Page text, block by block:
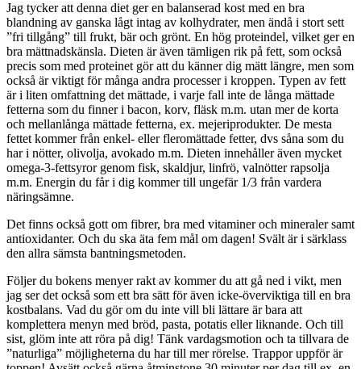
Jag tycker att denna diet ger en balanserad kost med en bra
blandning av ganska lågt intag av kolhydrater, men ändå i stort sett
”fri tillgång” till frukt, bär och grönt. En hög proteindel, vilket ger en
bra mättnadskänsla. Dieten är även tämligen rik på fett, som också
precis som med proteinet gör att du känner dig mätt längre, men som
också är viktigt för många andra processer i kroppen. Typen av fett
är i liten omfattning det mättade, i varje fall inte de långa mättade
fetterna som du finner i bacon, korv, fläsk m.m. utan mer de korta
och mellanlånga mättade fetterna, ex. mejeriprodukter. De mesta
fettet kommer från enkel- eller fleromättade fetter, dvs såna som du
har i nötter, olivolja, avokado m.m. Dieten innehåller även mycket
omega-3-fettsyror genom fisk, skaldjur, linfrö, valnötter rapsolja
m.m. Energin du får i dig kommer till ungefär 1/3 från vardera
näringsämne.
Det finns också gott om fibrer, bra med vitaminer och mineraler samt
antioxidanter. Och du ska äta fem mål om dagen! Svält är i särklass
den allra sämsta bantningsmetoden.
Följer du bokens menyer rakt av kommer du att gå ned i vikt, men
jag ser det också som ett bra sätt för även icke-överviktiga till en bra
kostbalans. Vad du gör om du inte vill bli lättare är bara att
komplettera menyn med bröd, pasta, potatis eller liknande. Och till
sist, glöm inte att röra på dig! Tänk vardagsmotion och ta tillvara de
”naturliga” möjligheterna du har till mer rörelse. Trappor uppför är